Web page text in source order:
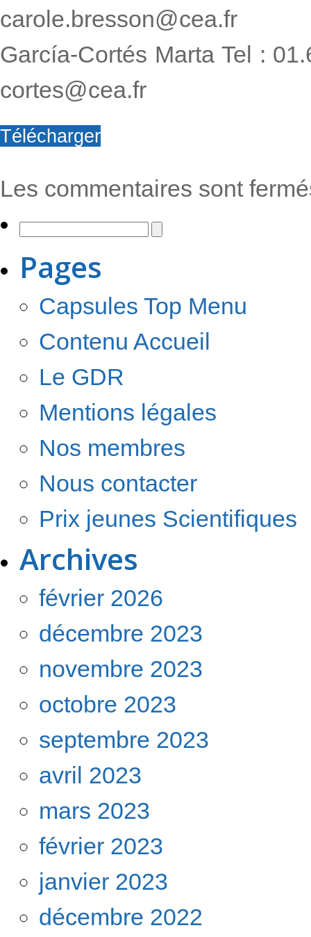
carole.bresson@cea.fr
García-Cortés Marta Tel :
cortes@cea.fr
Télécharger
Les commentaires sont
Pages
Capsules Top Menu
Contenu Accueil
Le GDR
Mentions légales
Nos membres
Nous contacter
Prix jeunes Scientifiques
Archives
février 2026
décembre 2023
novembre 2023
octobre 2023
septembre 2023
avril 2023
mars 2023
février 2023
janvier 2023
décembre 2022